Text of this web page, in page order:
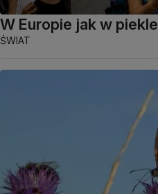
W Europie jak w piekle
ŚWIAT